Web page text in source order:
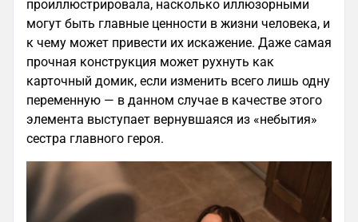
проиллюстрировала, насколько иллюзорными
могут быть главные ценности в жизни человека, и
к чему может привести их искажение. Даже самая
прочная конструкция может рухнуть как
карточный домик, если изменить всего лишь одну
переменную — в данном случае в качестве этого
элемента выступает вернувшаяся из «небытия»
сестра главного героя.